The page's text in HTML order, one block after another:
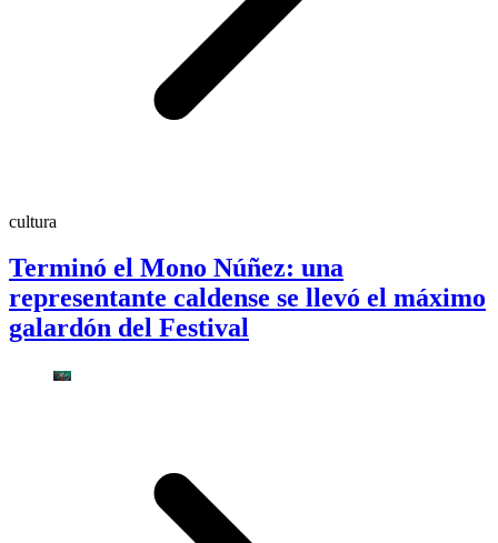
cultura
Terminó el Mono Núñez: una
representante caldense se llevó el máximo
galardón del Festival